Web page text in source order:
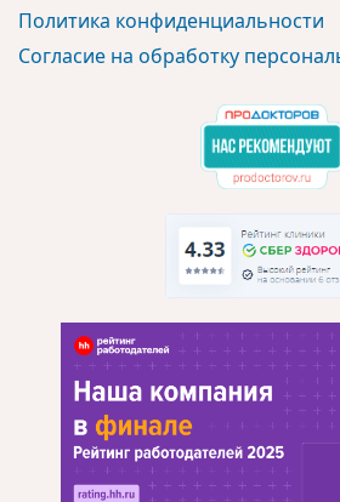
Политика конфиденциальности
Согласие на обработку